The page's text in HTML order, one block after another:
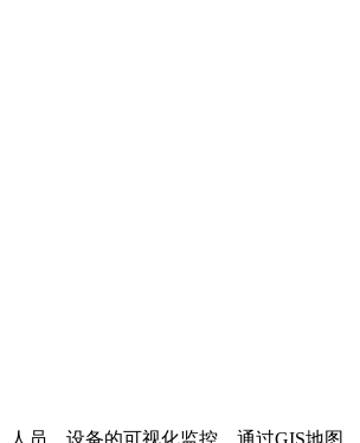
人员、设备的可视化监控，通过GIS地图